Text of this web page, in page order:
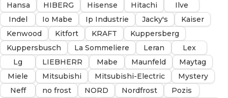
Hansa
HIBERG Hisense Hitachi
Ilve
Indel
Io Mabe Ip Industrie Jacky's
Kaiser
Kenwood
Kitfort KRAFT
Kuppersberg
Kuppersbusch
La Sommeliere Leran
Lex
Lg
LIEBHERR Mabe Maunfeld
Maytag
Miele
Mitsubishi Mitsubishi-Electric
Mystery
Neff
no frost NORD Nordfrost
Pozis